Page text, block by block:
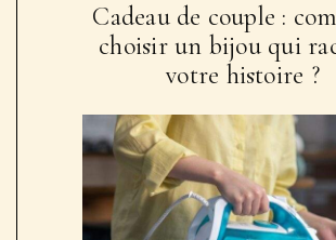
Cadeau de couple :
choisir un bijou qui
votre histoire ?